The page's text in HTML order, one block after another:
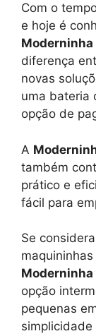
Com o
e hoje é
Moderninha
diferença
novas
uma bateria
opção de
A
também
prático e
fácil para
Se
opção
pequenas